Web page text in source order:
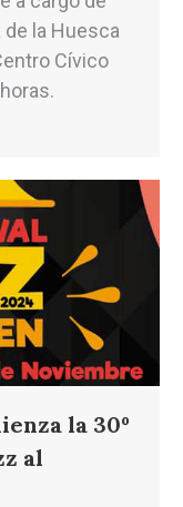
la Huesca
Cívico
la 30º
al